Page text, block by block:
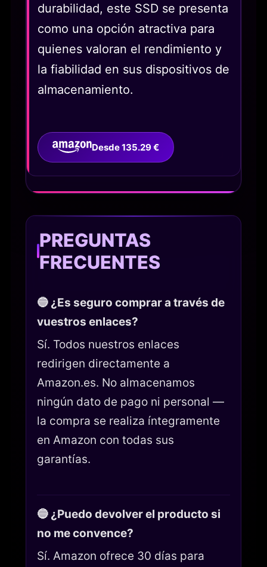
durabilidad, este SSD se presenta
como una opción atractiva para
quienes valoran el rendimiento y
la fiabilidad en sus dispositivos de
almacenamiento.
Desde 135.29 €
PREGUNTAS
FRECUENTES
🔵 ¿Es seguro comprar a través de
vuestros enlaces?
Sí. Todos nuestros enlaces
redirigen directamente a
Amazon.es. No almacenamos
ningún dato de pago ni personal —
la compra se realiza íntegramente
en Amazon con todas sus
garantías.
🔵 ¿Puedo devolver el producto si
no me convence?
Sí. Amazon ofrece 30 días para